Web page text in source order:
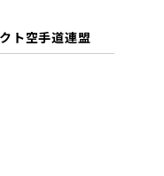
ト空手道連盟